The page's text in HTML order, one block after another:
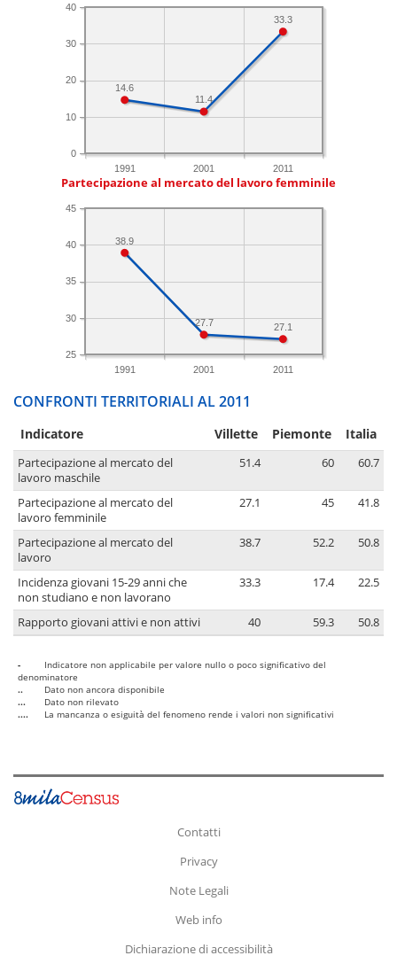
1991 2001 2011
0
10
20
30
40
33.3
11.4
14.6
Partecipazione al mercato del lavoro femminile
1991 2001 2011
25
30
35
40
45
27.1
27.7
38.9
CONFRONTI TERRITORIALI AL 2011
Indicatore Villette Piemonte Italia
Partecipazione al mercato del
lavoro maschile
51.4 60 60.7
Partecipazione al mercato del
lavoro femminile
27.1 45 41.8
Partecipazione al mercato del
lavoro
38.7 52.2 50.8
Incidenza giovani 15-29 anni che
non studiano e non lavorano
33.3 17.4 22.5
Rapporto giovani attivi e non attivi 40 59.3 50.8
-
Indicatore non applicabile per valore nullo o poco significativo del
denominatore
..
Dato non ancora disponibile
...
Dato non rilevato
....
La mancanza o esiguità del fenomeno rende i valori non significativi
Contatti
Privacy
Note Legali
Web info
Dichiarazione di accessibilità